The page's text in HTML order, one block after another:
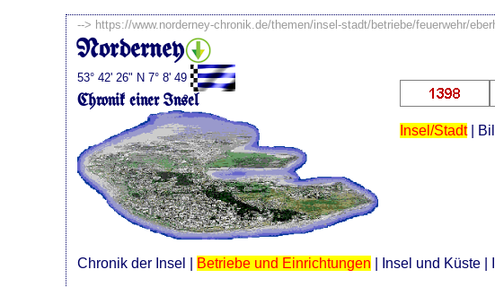
--> https://www.norderney-chronik.de/themen/insel-stadt/betriebe/feuerwehr/
Norderney
53° 42' 26" N 7° 8' 49
Chronik einer Insel
Insel/Stadt|
Chronik der Insel Betriebe und Einrichtungen Insel und Küste